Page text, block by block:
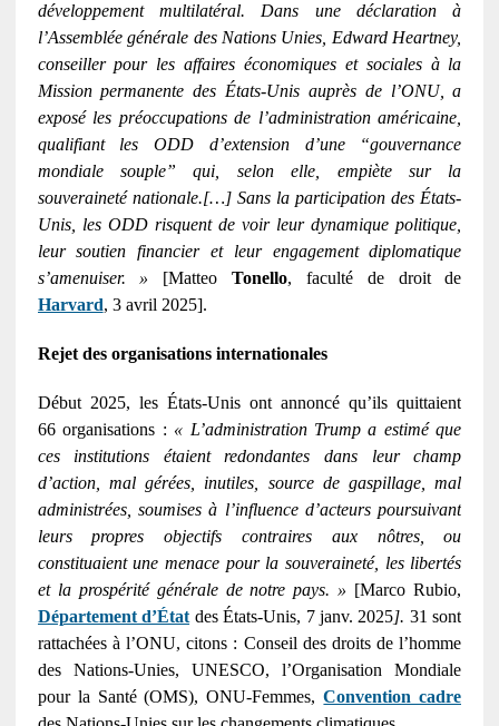
développement multilatéral. Dans une déclaration à
l’Assemblée générale des Nations Unies, Edward Heartney,
conseiller pour les affaires économiques et sociales à la
Mission permanente des États-Unis auprès de l’ONU, a
exposé les préoccupations de l’administration américaine,
qualifiant les ODD d’extension d’une “gouvernance
mondiale souple” qui, selon elle, empiète sur la
souveraineté nationale.[…] Sans la participation des États-
Unis, les ODD risquent de voir leur dynamique politique,
leur soutien financier et leur engagement diplomatique
s’amenuiser. » [MatteoTonello, faculté de droit de
Harvard, 3 avril 2025].
Rejet des organisations internationales
Début 2025, les États-Unis ont annoncé qu’ils quittaient
66 organisations : « L’administration Trump a estimé que
ces institutions étaient redondantes dans leur champ
d’action, mal gérées, inutiles, source de gaspillage, mal
administrées, soumises à l’influence d’acteurs poursuivant
leurs propres objectifs contraires aux nôtres, ou
constituaient une menace pour la souveraineté, les libertés
et la prospérité générale de notre pays. » [Marco Rubio,
Département d’État des États-Unis, 7 janv. 2025]. 31 sont
rattachées à l’ONU, citons : Conseil des droits de l’homme
des Nations-Unies, UNESCO, l’Organisation Mondiale
pour la Santé (OMS), ONU-Femmes,Convention cadre